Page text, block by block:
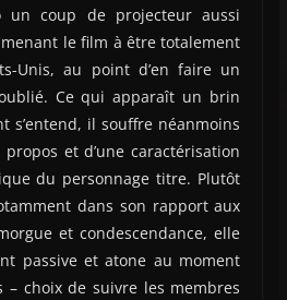
un coup de projecteur aussi
le film à être totalement
Unis, au point d’en faire un
Ce qui apparaît un brin
s’entend, il souffre néanmoins
et d’une caractérisation
du personnage titre. Plutôt
dans son rapport aux
et condescendance, elle
passive et atone au moment
– choix de suivre les membres